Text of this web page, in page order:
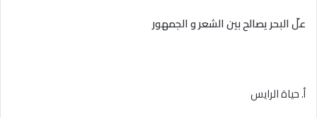
علّ البحر يصالح بين الشعر و الجمهور
أ. حياة الرايس